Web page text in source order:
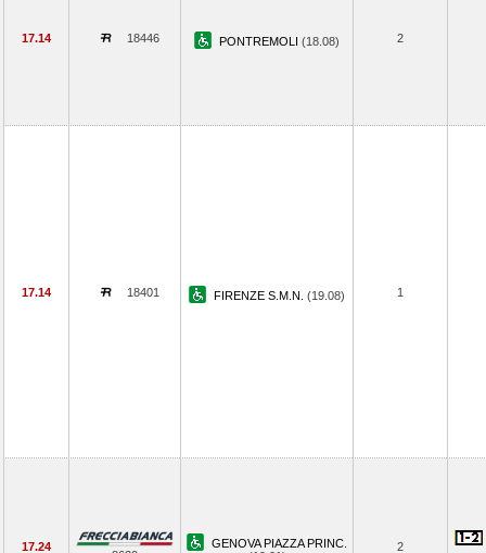
17.14 18446 PONTREMOLI (18.08) 2
17.14 18401 FIRENZE S.M.N. (19.08) 1
17.24
GENOVA PIAZZA PRINC.
2